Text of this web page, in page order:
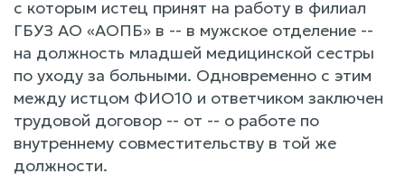
с которым истец принят на работу в филиал
ГБУЗ АО «АОПБ» в -- в мужское отделение --
на должность младшей медицинской сестры
по уходу за больными. Одновременно с этим
между истцом ФИО10 и ответчиком заключен
трудовой договор -- от -- о работе по
внутреннему совместительству в той же
должности.